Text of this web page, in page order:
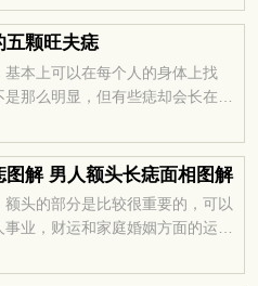
里的痣比较好。关注华易网...
五颗旺夫痣
基本上可以在每个人的身体上找
那么明显，但有些痣却会长在脸
就可以看到的地方，而在脸上的
的，眉毛、鼻梁、额头右侧、嘴角
这几个地方长痣的女...
图解 男人额头长痣面相图解
额头的部分是比较很重要的，可以
事业，财运和家庭婚姻方面的运
于饱满光滑的情况，通常这种人
的，祖上必定有遗留下来的家业，